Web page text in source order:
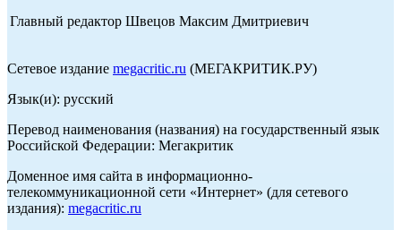
Главный редактор Швецов Максим Дмитриевич
Сетевое издание megacritic.ru (МЕГАКРИТИК.РУ)
Язык(и): русский
Перевод наименования (названия) на государственный язык
Российской Федерации: Мегакритик
Доменное имя сайта в информационно-
телекоммуникационной сети «Интернет» (для сетевого
издания): megacritic.ru